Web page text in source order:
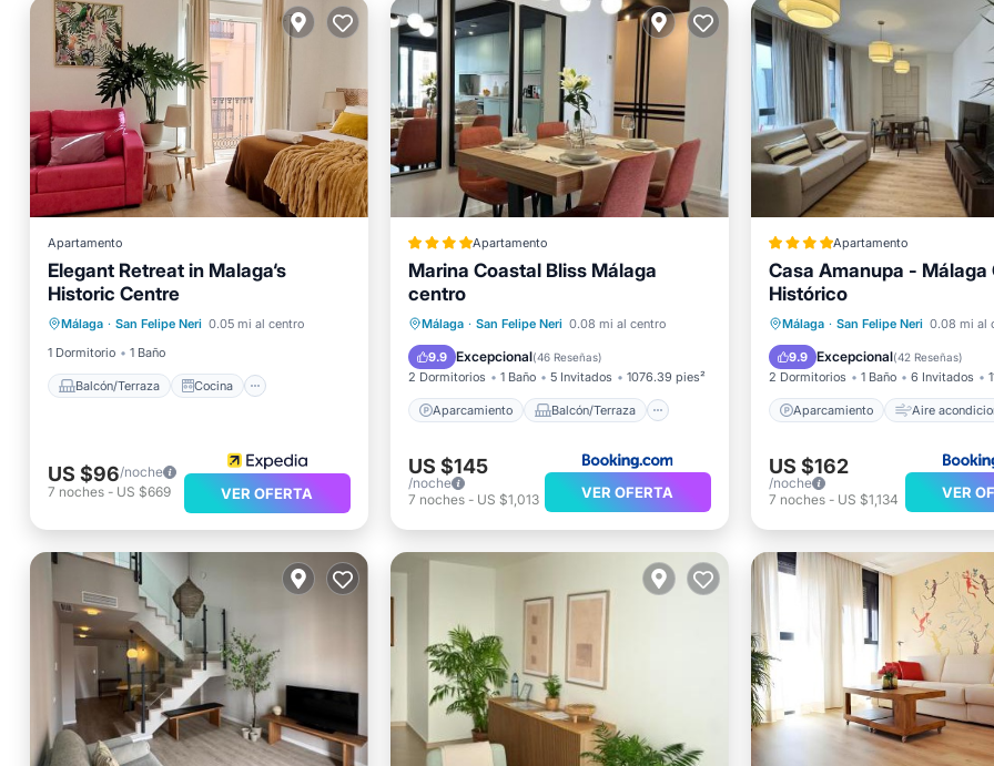
Apartamento
Elegant Retreat in Malaga‘s
Historic Centre
Málaga · San Felipe Neri 0.05 mi al centro
1 Dormitorio
1 Baño
Balcón/Terraza Cocina
Balcón/Terraza
Cocina
Aire acondicionado
Apto para niños
US $96/noche
7 noches - US $669 VER OFERTA
Apartamento
Marina Coastal Bliss Málaga
centro
Málaga · San Felipe Neri 0.08 mi al centro
9.9 Excepcional(46 Reseñas)
2 Dormitorios 1 Baño 5 Invitados 1076.39 pies²
Aparcamiento Balcón/Terraza
Aparcamiento
Balcón/Terraza
Aire acondicionado
Internet
US $145
/noche
7 noches- US $1,013 VER OFERTA
Apartamento
Casa Amanupa - Málaga
Histórico
Málaga · San Felipe Neri 0.08 mi al
9.9 Excepcional(42 Reseñas)
2 Dormitorios 1 Baño 6 Invitados
Aparcamiento Aire
Aparcamiento
Aire
Internet
Accesibilidad
US $162
/noche
7 noches- US $1,134 VER